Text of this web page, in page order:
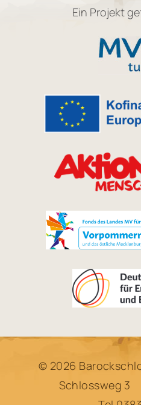
Ein Projekt
© 2026
Schlossweg 3